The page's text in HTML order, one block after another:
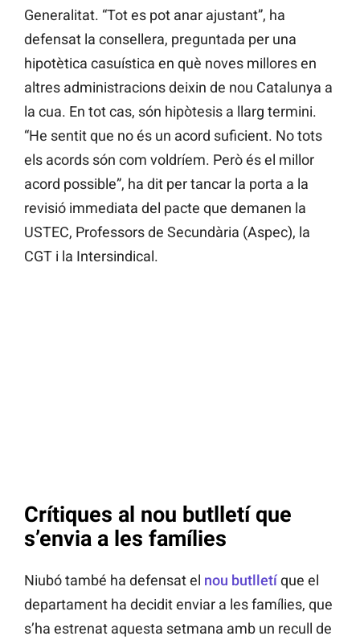
Generalitat. “Tot es pot anar ajustant”, ha
defensat la consellera, preguntada per una
hipotètica casuística en què noves millores en
altres administracions deixin de nou Catalunya a
la cua. En tot cas, són hipòtesis a llarg termini.
“He sentit que no és un acord suficient. No tots
els acords són com voldríem. Però és el millor
acord possible”, ha dit per tancar la porta a la
revisió immediata del pacte que demanen la
USTEC, Professors de Secundària (Aspec), la
CGT i la Intersindical.
Crítiques al nou butlletí que
s’envia a les famílies
Niubó també ha defensat el nou butlletíque el
departament ha decidit enviar a les famílies, que
s’ha estrenat aquesta setmana amb un recull de